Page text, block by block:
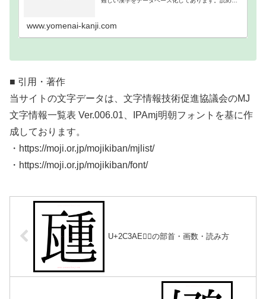
www.yomenai-kanji.com
■ 引用・著作
当サイトの文字データは、文字情報技術促進協議会のMJ
文字情報一覧表 Ver.006.01、IPAmj明朝フォントを基に作
成しております。
・https://moji.or.jp/mojikiban/mjlist/
・https://moji.or.jp/mojikiban/font/
U+2C3AE｜𬎮の部首・画数・読み方